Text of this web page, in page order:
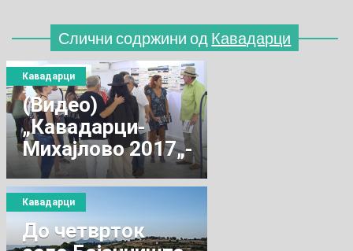
Слични содржини од Кавадарци
(Видео)
„Кавадарци-
Михајлово 2017„-
Европска
ликовна колонија
Кавадарци
До четврток
Кавадарци